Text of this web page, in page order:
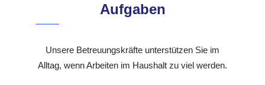
Aufgaben
Unsere Betreuungskräfte unterstützen Sie im
Alltag, wenn Arbeiten im Haushalt zu viel werden.